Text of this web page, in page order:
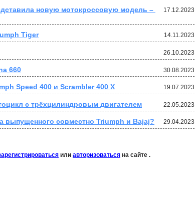
17.12.2023
новую мотокроссовую модель –
14.11.2023
Tiger
26.10.2023
30.08.2023
660
19.07.2023
Speed 400 и Scrambler 400 X
22.05.2023
с трёхцилиндровым двигателем
29.04.2023
выпущенного совмеcтно Triumph и Bajaj?
или авторизоваться на сайте .